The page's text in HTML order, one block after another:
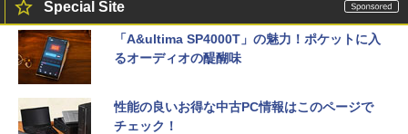
Special Site
「A&ultima SP4000T」の魅力！ポケットに入
るオーディオの醍醐味
性能の良いお得な中古PC情報はこのページで
チェック！